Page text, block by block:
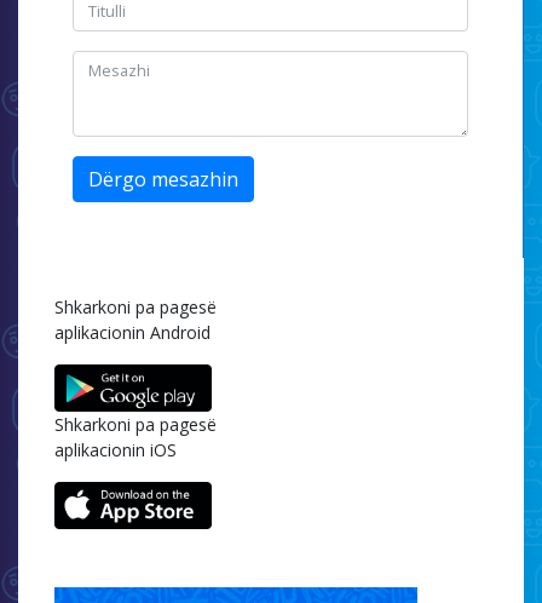
Dërgo mesazhin
Shkarkoni pa pagesë
aplikacionin Android
Shkarkoni pa pagesë
aplikacionin iOS